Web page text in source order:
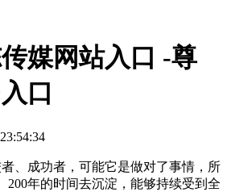
媒网站入口 -尊
口
、成功者，可能它是做对了事情，所
200年的时间去沉淀，能够持续受到全